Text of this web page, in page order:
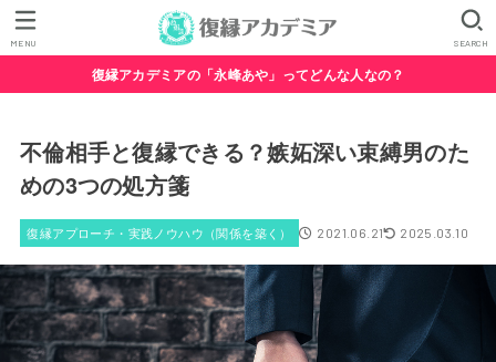
SEARCH
MENU
復縁アカデミアの「永峰あや」ってどんな人なの？
不倫相手と復縁できる？嫉妬深い束縛男のた
めの3つの処方箋
復縁アプローチ・実践ノウハウ（関係を築く） 2021.06.21 2025.03.10